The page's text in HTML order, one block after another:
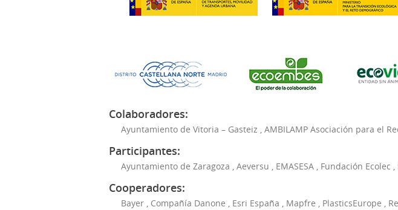
Colaboradores:
Ayuntamiento de Vitoria – Gasteiz AMBILAMP Asociación para el
Participantes:
Ayuntamiento de Zaragoza Aeversu EMASESA Fundación Ecolec
Cooperadores:
Bayer Compañía Danone Esri España Mapfre PlasticsEurope